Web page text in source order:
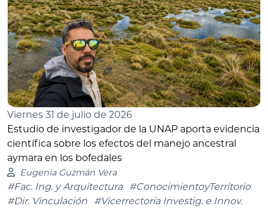
Viernes 31 de julio de 2026
Estudio de investigador de la UNAP aporta evidencia
científica sobre los efectos del manejo ancestral
aymara en los bofedales
Eugenia Guzmán Vera
#Fac. Ing. y Arquitectura
#ConocimientoyTerritorio
#Dir. Vinculación
#Vicerrectoría Investig. e Innov.